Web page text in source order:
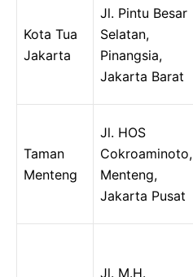
Kota Tua
Jakarta
Jl. Pintu Besar
Selatan,
Pinangsia,
Jakarta Barat
Taman
Menteng
Jl. HOS
Cokroaminoto,
Menteng,
Jakarta Pusat
Jl. M.H.